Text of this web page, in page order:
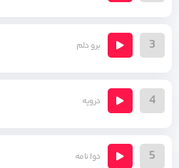
3 برو دلم
4 درویه
5 دوا نامه